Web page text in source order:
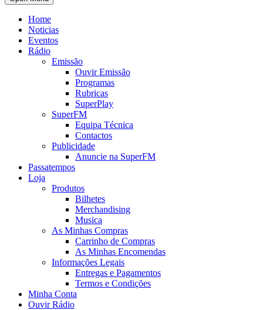
Home
Noticias
Eventos
Rádio
Emissão
Ouvir Emissão
Programas
Rubricas
SuperPlay
SuperFM
Equipa Técnica
Contactos
Publicidade
Anuncie na SuperFM
Passatempos
Loja
Produtos
Bilhetes
Merchandising
Musica
As Minhas Compras
Carrinho de Compras
As Minhas Encomendas
Informações Legais
Entregas e Pagamentos
Termos e Condições
Minha Conta
Ouvir Rádio